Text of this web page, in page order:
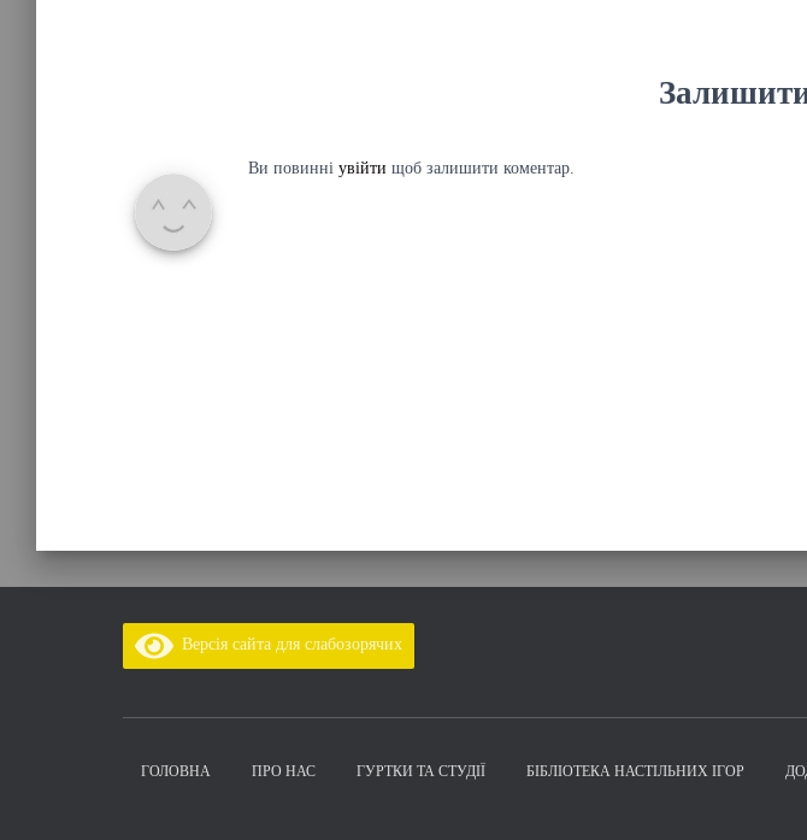
Залишити
Ви повинні увійти щоб залишити коментар.
Версія сайта для слабозорячих
ГОЛОВНА ПРО НАС ГУРТКИ ТА СТУДІЇ БІБЛІОТЕКА НАСТІЛЬНИХ ІГОР